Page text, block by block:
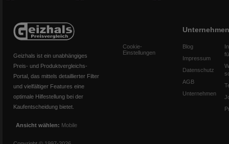
Geizhals ist ein unabhängiges
Preis- und Produktvergleichs-
Portal, das mittels detaillierter Filter
und vielfältiger Features eine
optimale Hilfestellung bei der
Kaufentscheidung bietet.
Ansicht wählen: Mobile
Cookie-
Einstellungen
Unternehmen
Blog
Impressum
Datenschutz
AGB
Unternehmen